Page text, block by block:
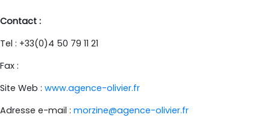
Contact :
Tel : +33(0)4 50 79 11 21
Fax :
Site Web : www.agence-olivier.fr
Adresse e-mail : morzine@agence-olivier.fr